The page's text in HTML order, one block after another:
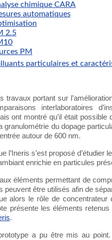
chimique CARA
automatiques
2.5
PM
particulaires et
travaux portant sur
interlaboratoires
ont montré qu’il était
granulométrie du dopage
autour de 600 nm.
l’Ineris s’est proposé
enrichie en particules
éléments permettant de
être utilisés afin de
alors le rôle de
présente les éléments
.
a pu être mis au